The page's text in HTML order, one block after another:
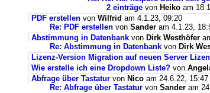
2 einträge von Heiko am
PDF erstellen von Wilfrid am 4.1.23, 09:20
Re: PDF erstellen von Sander am 4.1.23,
Abstimmung in Datenbank von Dirk Westhöfer
Re: Abstimmung in Datenbank von Dirk
Lizenz-Version Migration auf neuen Server
Wie erstelle ich eine Dropdown Liste? von
Abfrage über Tastatur von Nico am 24.6.22, 15:47
Re: Abfrage über Tastatur von Sander am